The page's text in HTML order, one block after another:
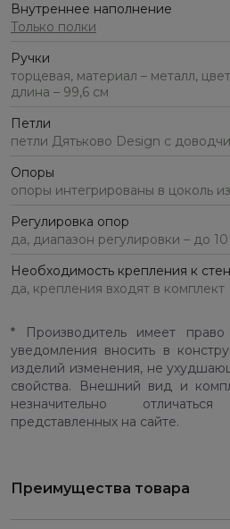
Внутреннее наполнение
Только полки
Ручки
торцевая, материал – металл,
длина – 99,6 см
Петли
петли Дятьково Design с
Опоры
опоры интегрированы в цоколь
Регулировка опор
да, диапазон регулировки – до
Необходимость крепления к
да, крепления входят в комплект
* Производитель имеет право
уведомления вносить в
изделий изменения, не
свойства. Внешний вид и
незначительно
представленных на сайте.
Преимущества товара